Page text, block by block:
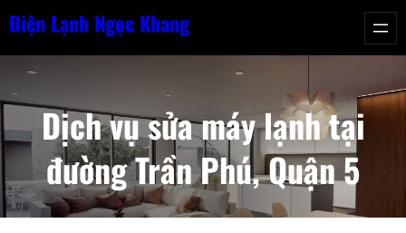
Chuyển
nội
Điện Lạnh Ngọc Khang
Dịch vụ sửa máy lạnh tại
đường Trần Phú, Quận 5